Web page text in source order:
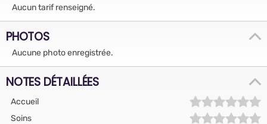
Aucun tarif renseigné.
PHOTOS
Aucune photo enregistrée.
NOTES DÉTAILLÉES
Accueil
Soins